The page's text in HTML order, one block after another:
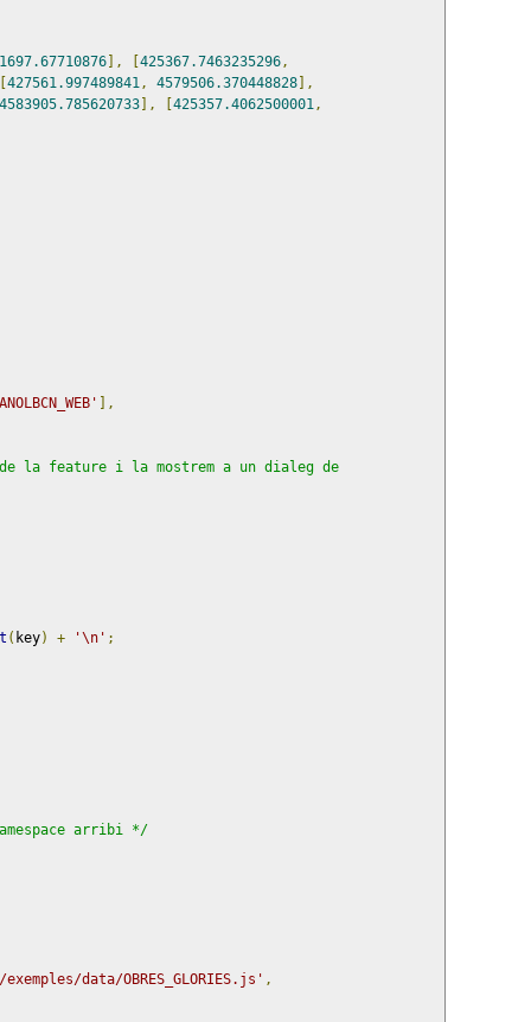
], 425367.7463235296,
427561.997489841, 4579506.370448828 ],
4583905.785620733 ], 425357.4062500001,
],
la feature i la mostrem a un dialeg de
( key) + '\n' ;
arribi */
data/OBRES_GLORIES.js' ,